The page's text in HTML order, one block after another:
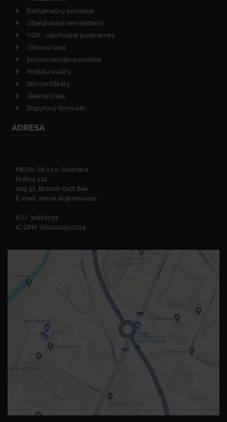
Reklamačný poriadok
Objednávka newsletterů
VOP - obchodné podmienky
Obnova lesa
Enviromentálna politika
Politika kvality
ISO certifikáty
Zelená linka
Dopytový formulár
ADRESA
MEVA-SK s.r.o. Rožňava
Krátka 574
049 51, Brzotín časť Bak
E-mail: meva.sk@meva.eu
IČO: 31681051
IČ DPH: SK2020500724